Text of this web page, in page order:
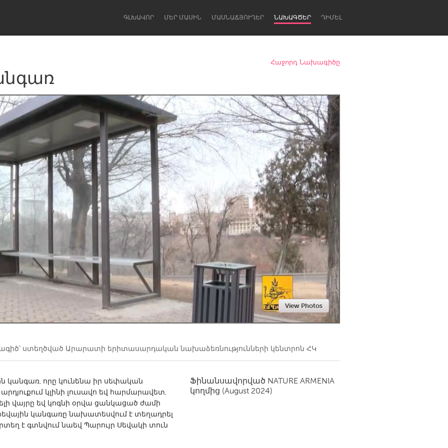
ԳԼԽԱՎՈՐ ՄԵՐ ՄԱՍԻՆ ՄԱՍՆԱՃՅՈՒՂԵՐ ՆԱԽԱԳԾԵՐ ԴԻՄԵԼ
Lake Mac Lower Hunter
Newcastle
Kitchener-Waterloo New Glasgow
Newmarket
Հաջորդ Նախագիծը
View Photos
ստեղծված Արարատի երիտասարդական նախաձեռնությունների կենտրոն ՀԿ
կանգառ, որը կունենա իր սեփական
կլինի լուսավո եվ հարմարավետ,
վայրը եվ կոգնի օրվա ցանկացած ժամի
կանգառը նախատեսվում է տեղադրել
է գտնվում նաեվ Պարույր Սեվակի տուն
Ֆինանսավորված NATURE ARMENIA
կողմից (August 2024)